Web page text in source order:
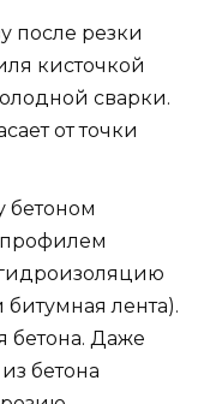
после резки
кисточкой
сварки.
от точки
бетоном
лента).
бетона. Даже
бетона